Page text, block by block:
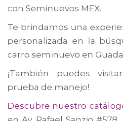
con Seminuevos MEX.
Te brindamos una
personalizada en la
carro seminuevo en
¡También puedes
prueba de manejo!
Descubre nuestro